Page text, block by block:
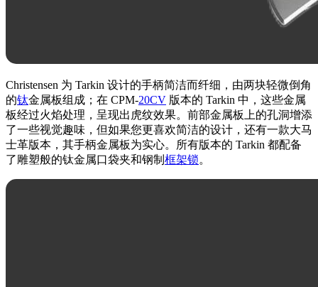
Christensen 为 Tarkin 设计的手柄简洁而纤细，由两块轻微倒角
的钛金属板组成；在 CPM-20CV 版本的 Tarkin 中，这些金属
板经过火焰处理，呈现出虎纹效果。前部金属板上的孔洞增添
了一些视觉趣味，但如果您更喜欢简洁的设计，还有一款大马
士革版本，其手柄金属板为实心。所有版本的 Tarkin 都配备
了雕塑般的钛金属口袋夹和钢制 框架锁。